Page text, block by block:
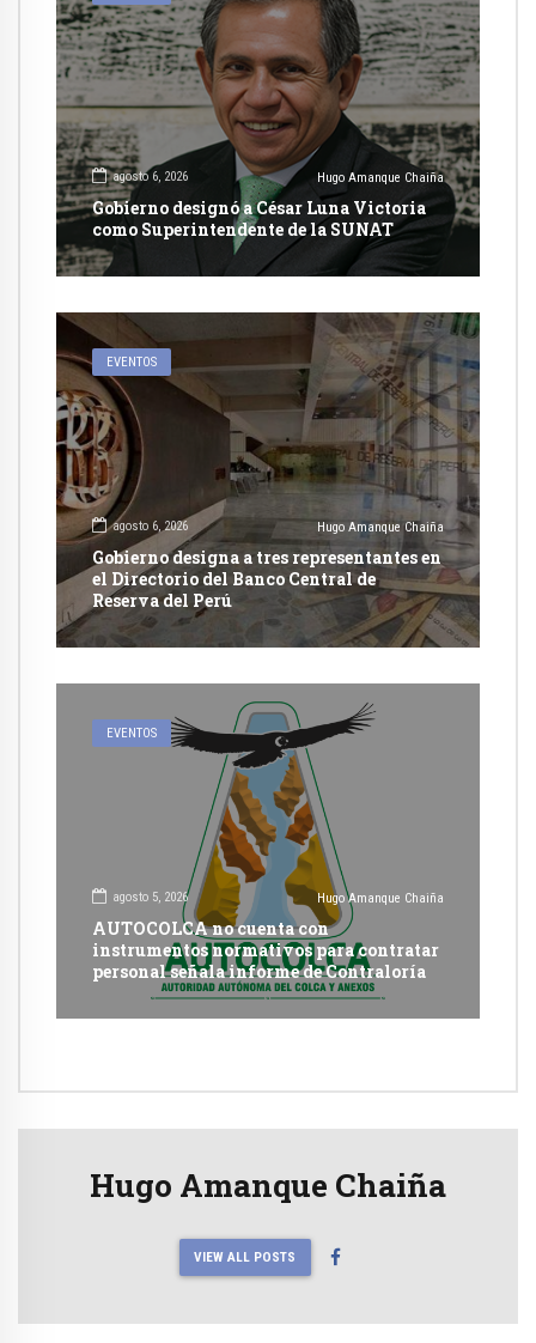
agosto 6, 2026 Hugo Amanque Chaiña
Gobierno designó a César Luna Victoria
como Superintendente de la SUNAT
EVENTOS
agosto 6, 2026 Hugo Amanque Chaiña
Gobierno designa a tres representantes en
el Directorio del Banco Central de
Reserva del Perú
EVENTOS
agosto 5, 2026 Hugo Amanque Chaiña
AUTOCOLCA no cuenta con
instrumentos normativos para contratar
personal señala informe de Contraloría
Hugo Amanque Chaiña
VIEW ALL POSTS